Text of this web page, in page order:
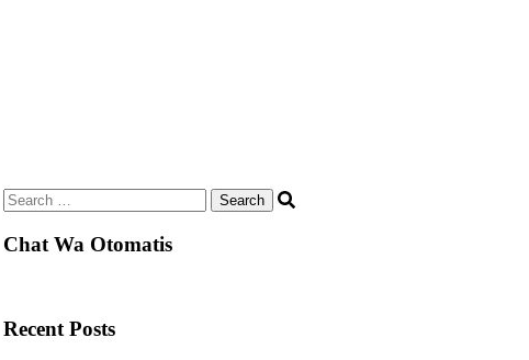
Search
for:
Chat Wa Otomatis
Recent Posts